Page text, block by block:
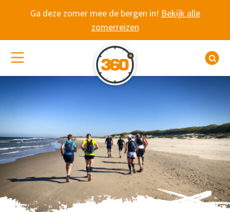
Ga deze zomer mee de bergen in! Bekijk alle
zomerreizen
(De)activeer site navigatie
WADDENTRAIL,
Multi-stage trailreis